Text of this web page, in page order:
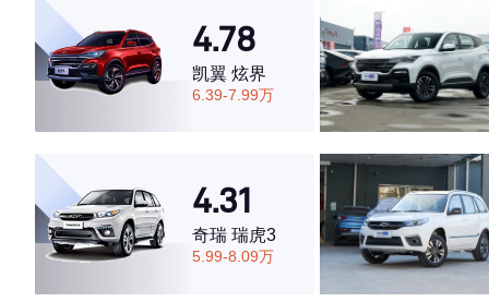
·空间表现较为优秀，优于100%同级车
4.78
凯翼 炫界
6.39-7.99万
4.31
奇瑞 瑞虎3
5.99-8.09万